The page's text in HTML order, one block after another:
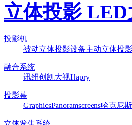
立体投影 LED
投影机
被动立体投影设备主动立体投
融合系统
讯维创凯大视Hapry
投影幕
GraphicsPanoramscreens哈克尼斯